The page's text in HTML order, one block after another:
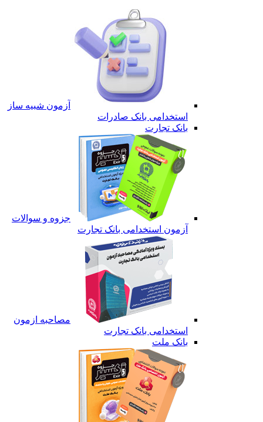
آزمون شبیه ساز
استخدامی بانک صادرات
بانک تجارت
جزوه و سوالات
آزمون استخدامی بانک تجارت
مصاحبه ازمون
استخدامی بانک تجارت
بانک ملت